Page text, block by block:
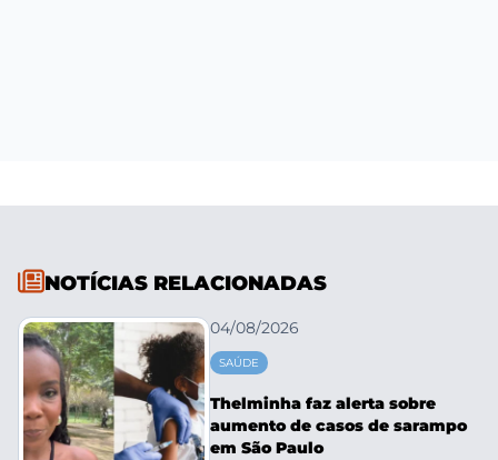
NOTÍCIAS RELACIONADAS
04/08/2026
SAÚDE
Thelminha faz alerta sobre
aumento de casos de sarampo
em São Paulo